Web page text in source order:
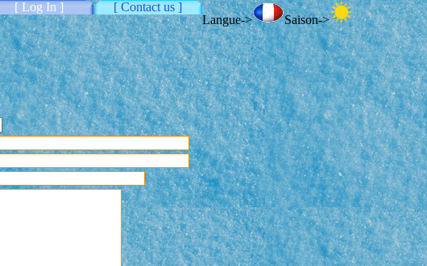
[ Log In ]
[ Contact us ]
Langue->
Saison->